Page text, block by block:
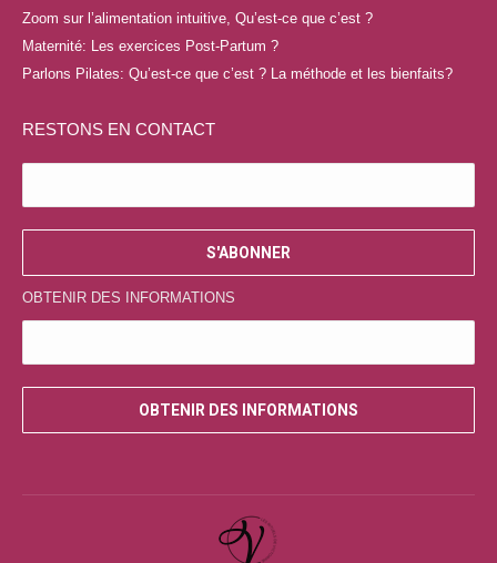
une
nouvelle
fenêtre
une
nouvelle
fenêtre
une
nouvelle
fenêtre
une
nouvelle
fenêtre
Zoom sur l’alimentation intuitive, Qu’est-ce que c’est ?
Maternité: Les exercices Post-Partum ?
Parlons Pilates: Qu’est-ce que c’est ? La méthode et les bienfaits?
RESTONS EN CONTACT
OBTENIR DES INFORMATIONS